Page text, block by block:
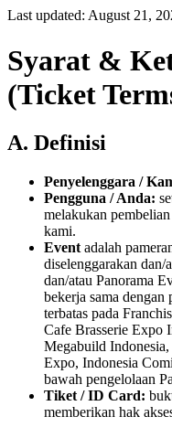
Last updated: August 21,
Syarat &
(Ticket
A. Definisi
Penyelenggara /
Pengguna / Anda:
melakukan
kami.
Event adalah
diselenggarakan dan/
dan/atau Panorama
bekerja sama
terbatas pada
Cafe Brasserie Expo
Megabuild
Expo, Indonesia
bawah pengelolaan
Tiket / ID Card:
memberikan hak